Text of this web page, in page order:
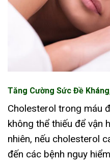
Tăng Cường Sức Đề
Cholesterol trong máu
không thể thiếu để vận
nhiên, nếu cholesterol
đến các bệnh nguy